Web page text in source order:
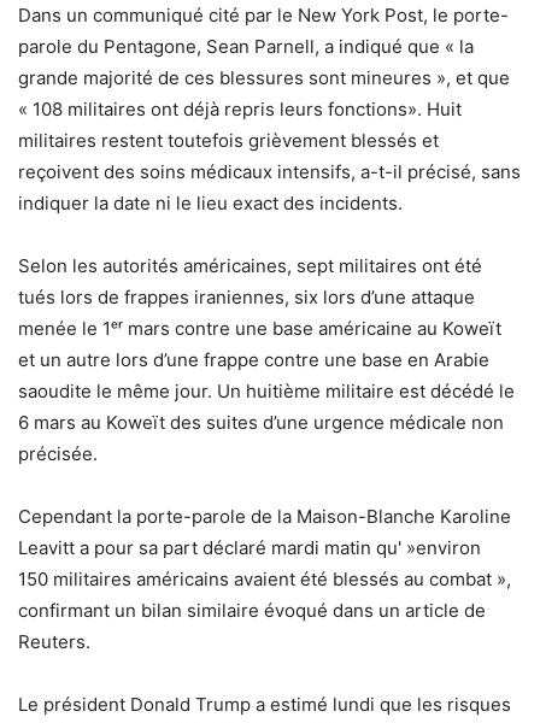
Dans un communiqué cité par le New York Post, le porte-
parole du Pentagone, Sean Parnell, a indiqué que « la
grande majorité de ces blessures sont mineures », et que
« 108 militaires ont déjà repris leurs fonctions». Huit
militaires restent toutefois grièvement blessés et
reçoivent des soins médicaux intensifs, a-t-il précisé, sans
indiquer la date ni le lieu exact des incidents.
Selon les autorités américaines, sept militaires ont été
tués lors de frappes iraniennes, six lors d’une attaque
menée le 1ᵉʳ mars contre une base américaine au Koweït
et un autre lors d’une frappe contre une base en Arabie
saoudite le même jour. Un huitième militaire est décédé le
6 mars au Koweït des suites d’une urgence médicale non
précisée.
Cependant la porte-parole de la Maison-Blanche Karoline
Leavitt a pour sa part déclaré mardi matin qu' »environ
150 militaires américains avaient été blessés au combat »,
confirmant un bilan similaire évoqué dans un article de
Reuters.
Le président Donald Trump a estimé lundi que les risques